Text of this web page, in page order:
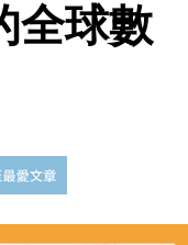
全球數